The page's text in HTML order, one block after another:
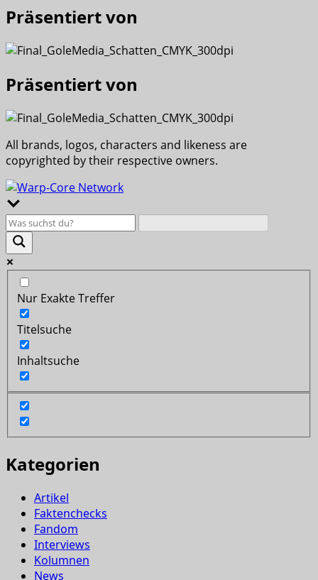
Präsentiert von
Präsentiert von
All brands, logos, characters and likeness are
copyrighted by their respective owners.
Nur Exakte Treffer
Titelsuche
Inhaltsuche
Kategorien
Artikel
Faktenchecks
Fandom
Interviews
Kolumnen
News